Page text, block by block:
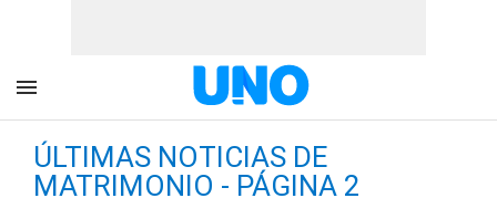
ÚLTIMAS NOTICIAS DE
MATRIMONIO - PÁGINA 2